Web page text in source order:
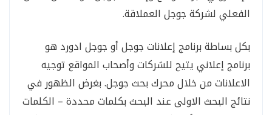
الفعلي لشركة جوجل العملاقة.
بكل بساطة برنامج إعلانات جوجل أو جوجل ادورد هو
برنامج إعلاني يتيح للشركات وأصحاب المواقع توجيه
الاعلانات من خلال محرك بحث جوجل. بغرض الظهور في
نتائج البحث الاولى عند البحث بكلمات محددة – الكلمات